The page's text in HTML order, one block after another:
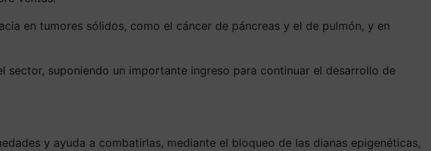
en tumores sólidos, como el cáncer de páncreas y el de pulmón, y en
suponiendo un importante ingreso para continuar el desarrollo de
y ayuda a combatirlas, mediante el bloqueo de las dianas epigenéticas,